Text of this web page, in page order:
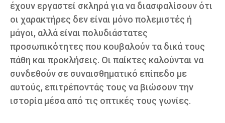
έχουν εργαστεί σκληρά για να διασφαλίσουν ότι
οι χαρακτήρες δεν είναι μόνο πολεμιστές ή
μάγοι, αλλά είναι πολυδιάστατες
προσωπικότητες που κουβαλούν τα δικά τους
πάθη και προκλήσεις. Οι παίκτες καλούνται να
συνδεθούν σε συναισθηματικό επίπεδο με
αυτούς, επιτρέποντάς τους να βιώσουν την
ιστορία μέσα από τις οπτικές τους γωνίες.